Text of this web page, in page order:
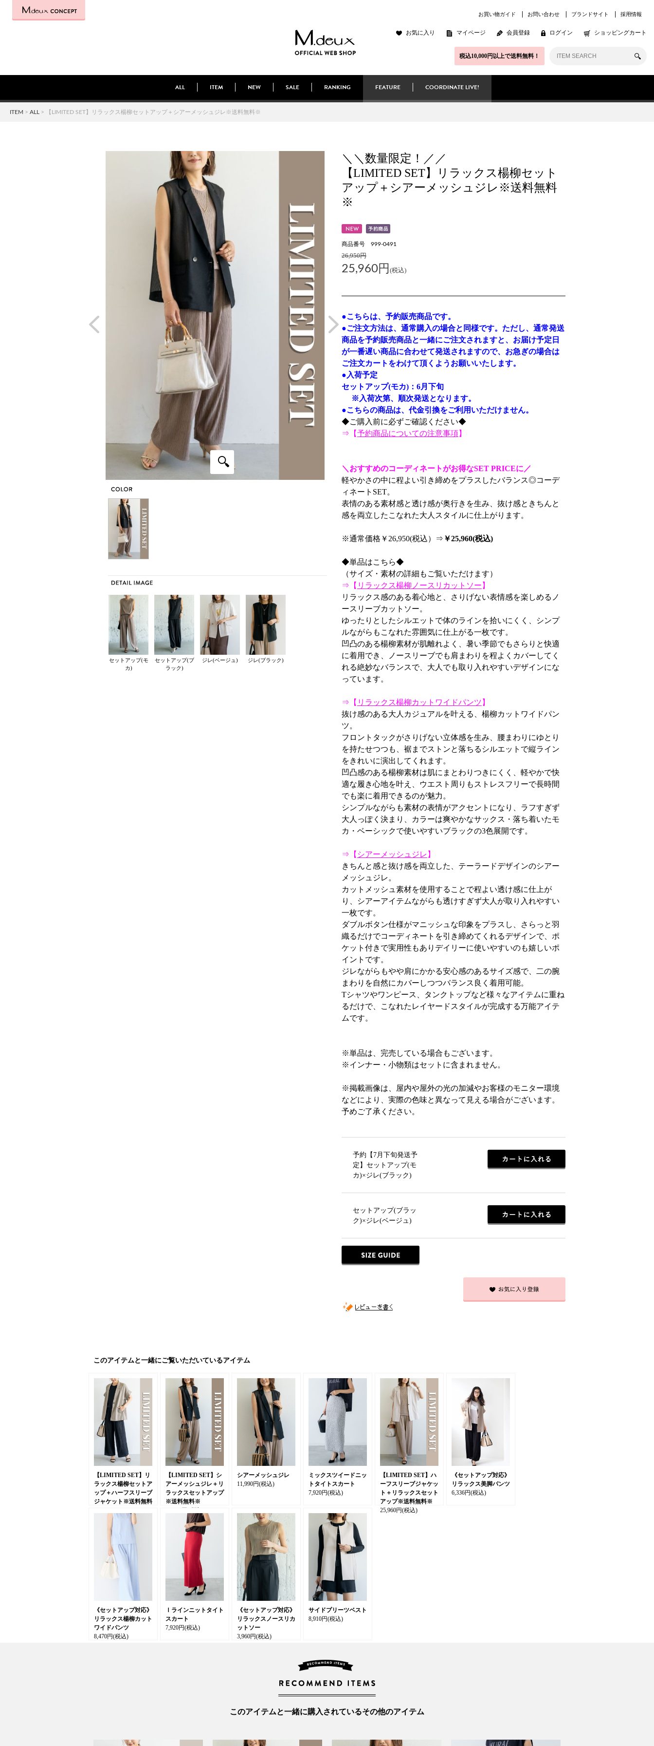
お買い物ガイド お問い合わせ ブランドサイト 採用情報
お気に入り マイページ 会員登録 ログイン ショッピングカート
税込10,000円以上で送料無料！
ALL ITEM NEW SALE RANKING FEATURE COORDINATE LIVE!
ITEM > ALL > 【LIMITED SET】リラックス楊柳セットアップ＋シアーメッシュジレ※送料無料※
＼＼数量限定！／／
【LIMITED SET】リラックス楊柳セット
アップ＋シアーメッシュジレ※送料無料
※
商品番号 999-0491
26,950円
25,960円 (税込)
●こちらは、予約販売商品です。
●ご注文方法は、通常購入の場合と同様です。ただし、通常発送
商品を予約販売商品と一緒にご注文されますと、お届け予定日
が一番遅い商品に合わせて発送されますので、お急ぎの場合は
ご注文カートをわけて頂くようお願いいたします。
●入荷予定
セットアップ(モカ)：6月下旬
※入荷次第、順次発送となります。
●こちらの商品は、代金引換をご利用いただけません。
◆ご購入前に必ずご確認ください◆
⇒【予約商品についての注意事項】
＼おすすめのコーディネートがお得なSET PRICEに／
軽やかさの中に程よい引き締めをプラスしたバランス◎コーデ
ィネートSET。
表情のある素材感と透け感が奥行きを生み、抜け感ときちんと
感を両立したこなれた大人スタイルに仕上がります。
※通常価格￥26,950(税込）⇒ ￥25,960(税込)
◆単品はこちら◆
（サイズ・素材の詳細もご覧いただけます）
⇒【 リラックス楊柳ノースリカットソー 】
リラックス感のある着心地と、さりげない表情感を楽しめるノ
ースリーブカットソー。
ゆったりとしたシルエットで体のラインを拾いにくく、シンプ
ルながらもこなれた雰囲気に仕上がる一枚です。
凹凸のある楊柳素材が肌離れよく、暑い季節でもさらりと快適
に着用でき、ノースリーブでも肩まわりを程よくカバーしてく
れる絶妙なバランスで、大人でも取り入れやすいデザインにな
っています。
⇒【 リラックス楊柳カットワイドパンツ 】
抜け感のある大人カジュアルを叶える、楊柳カットワイドパン
ツ。
フロントタックがさりげない立体感を生み、腰まわりにゆとり
を持たせつつも、裾までストンと落ちるシルエットで縦ライン
をきれいに演出してくれます。
凹凸感のある楊柳素材は肌にまとわりつきにくく、軽やかで快
適な履き心地を叶え、ウエスト周りもストレスフリーで長時間
でも楽に着用できるのが魅力。
シンプルながらも素材の表情がアクセントになり、ラフすぎず
大人っぽく決まり、カラーは爽やかなサックス・落ち着いたモ
カ・ベーシックで使いやすいブラックの3色展開です。
⇒【 シアーメッシュジレ 】
きちんと感と抜け感を両立した、テーラードデザインのシアー
メッシュジレ。
カットメッシュ素材を使用することで程よい透け感に仕上が
り、シアーアイテムながらも透けすぎず大人が取り入れやすい
一枚です。
ダブルボタン仕様がマニッシュな印象をプラスし、さらっと羽
織るだけでコーディネートを引き締めてくれるデザインで、ポ
ケット付きで実用性もありデイリーに使いやすいのも嬉しいポ
イントです。
ジレながらもやや肩にかかる安心感のあるサイズ感で、二の腕
まわりを自然にカバーしつつバランス良く着用可能。
Tシャツやワンピース、タンクトップなど様々なアイテムに重ね
るだけで、こなれたレイヤードスタイルが完成する万能アイテ
ムです。
※単品は、完売している場合もございます。
※インナー・小物類はセットに含まれません。
※掲載画像は、屋内や屋外の光の加減やお客様のモニター環境
などにより、実際の色味と異なって見える場合がございます。
予めご了承ください。
予約【7月下旬発送予
定】セットアップ(モ
カ)×ジレ(ブラック)
セットアップ(ブラッ
ク)×ジレ(ベージュ)
セットアップ(モ
カ)
セットアップ(ブ
ラック)
ジレ(ベージュ) ジレ(ブラック)
このアイテムと一緒にご覧いただいているアイテム
【LIMITED SET】リ
ラックス楊柳セットア
ップ＋ハーフスリーブ
ジャケット※送料無料
26,950円 (税込)
【LIMITED SET】シ
アーメッシュジレ＋リ
ラックスセットアップ
※送料無料※
24,970円 (税込)
シアーメッシュジレ
11,990円(税込)
ミックスツイードニッ
トタイトスカート
7,920円(税込)
【LIMITED SET】ハ
ーフスリーブジャケッ
ト＋リラックスセット
アップ※送料無料※
25,960円(税込)
《セットアップ対応》
リラックス美脚パンツ
6,336円(税込)
《セットアップ対応》
リラックス楊柳カット
ワイドパンツ
8,470円(税込)
Ⅰラインニットタイト
スカート
7,920円(税込)
《セットアップ対応》
リラックスノースリカ
ットソー
3,960円(税込)
サイドプリーツベスト
8,910円(税込)
このアイテムと一緒に購入されているその他のアイテム